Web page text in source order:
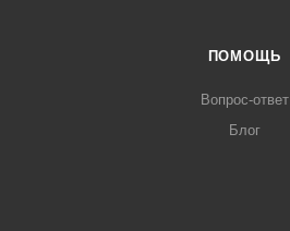
ПОМОЩЬ
Вопрос-ответ
Блог